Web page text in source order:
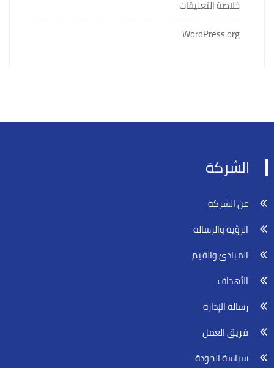
خلاصة التعليقات
WordPress.org
الشركة
عن الشركة
الرؤية والرسالة
المبادئ والقيم
الأهداف
رسالة الإدارة
فريق العمل
سياسة الجودة